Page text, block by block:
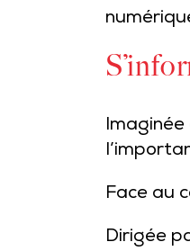
Face au
Dirigée